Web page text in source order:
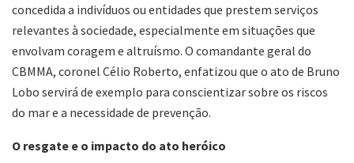
concedida a indivíduos ou entidades que prestem serviços
relevantes à sociedade, especialmente em situações que
envolvam coragem e altruísmo. O comandante geral do
CBMMA, coronel Célio Roberto, enfatizou que o ato de Bruno
Lobo servirá de exemplo para conscientizar sobre os riscos
do mar e a necessidade de prevenção.
O resgate e o impacto do ato heróico